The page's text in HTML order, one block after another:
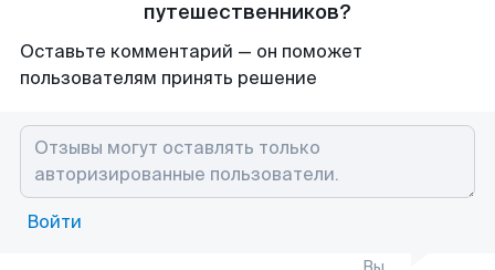
путешественников?
Оставьте комментарий — он поможет
пользователям принять решение
Войти